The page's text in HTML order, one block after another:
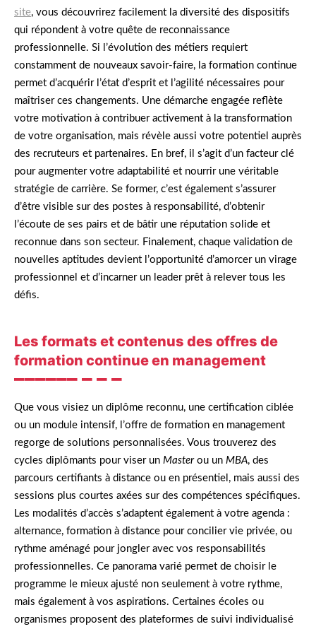
site, vous découvrirez facilement la diversité des dispositifs
qui répondent à votre quête de reconnaissance
professionnelle. Si l’évolution des métiers requiert
constamment de nouveaux savoir-faire, la formation continue
permet d’acquérir l’état d’esprit et l’agilité nécessaires pour
maîtriser ces changements. Une démarche engagée reflète
votre motivation à contribuer activement à la transformation
de votre organisation, mais révèle aussi votre potentiel auprès
des recruteurs et partenaires. En bref, il s’agit d’un facteur clé
pour augmenter votre adaptabilité et nourrir une véritable
stratégie de carrière. Se former, c’est également s’assurer
d’être visible sur des postes à responsabilité, d’obtenir
l’écoute de ses pairs et de bâtir une réputation solide et
reconnue dans son secteur. Finalement, chaque validation de
nouvelles aptitudes devient l’opportunité d’amorcer un virage
professionnel et d’incarner un leader prêt à relever tous les
défis.
Les formats et contenus des offres de
formation continue en management
Que vous visiez un diplôme reconnu, une certification ciblée
ou un module intensif, l’offre de formation en management
regorge de solutions personnalisées. Vous trouverez des
cycles diplômants pour viser un Masterou un MBA, des
parcours certifiants à distance ou en présentiel, mais aussi des
sessions plus courtes axées sur des compétences spécifiques.
Les modalités d’accès s’adaptent également à votre agenda :
alternance, formation à distance pour concilier vie privée, ou
rythme aménagé pour jongler avec vos responsabilités
professionnelles. Ce panorama varié permet de choisir le
programme le mieux ajusté non seulement à votre rythme,
mais également à vos aspirations. Certaines écoles ou
organismes proposent des plateformes de suivi individualisé